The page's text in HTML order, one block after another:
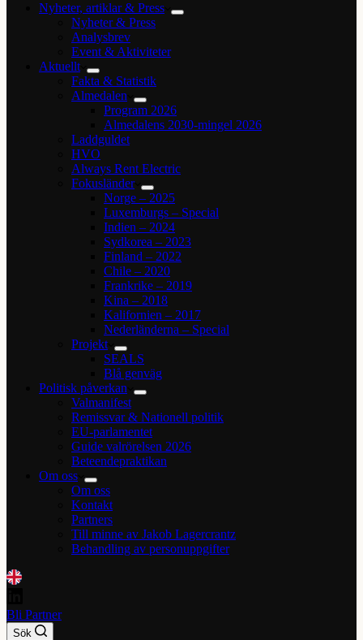
Nyheter, artiklar & Press
Nyheter & Press
Analysbrev
Event & Aktiviteter
Aktuellt
Fakta & Statistik
Almedalen
Program 2026
Almedalens 2030-mingel 2026
Laddguldet
HVO
Always Rent Electric
Fokusländer
Norge – 2025
Luxemburgs – Special
Indien – 2024
Sydkorea – 2023
Finland – 2022
Chile – 2020
Frankrike – 2019
Kina – 2018
Kalifornien – 2017
Nederländerna – Special
Projekt
SEALS
Blå genväg
Politisk påverkan
Valmanifest
Remissvar & Nationell politik
EU-parlamentet
Guide valrörelsen 2026
Beteendepraktikan
Om oss
Om oss
Kontakt
Partners
Till minne av Jakob Lagercrantz
Behandling av personuppgifter
Bli Partner
Sök